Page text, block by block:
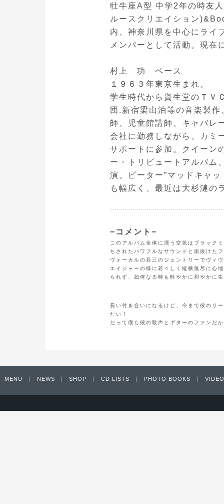
牡牛座A型 中学2年の時友
ルースクリエイション
内、神奈川県を中心にライ
メンバーとして活動。現在
村上 功 ベース
１９６３年東京生まれ。
学生時代から資生堂のＴＶ
団.新宿梁山泊等の音楽製
師、児童館講師、キャバレ
会社に勤務しながら、カミ
サポートに参加。クイーン
ー・トリビュートアルバム
演。ピーター”マッドキャ
も幅広く、最近は大杉漣の
−コメント−
このアルバム全体に漂う空気はブラック
ちされたパワフルなサウンドと垢抜けた
ヴォーカルの辰三のジェントリーでヴィ
エイジャーの様に若々しく縦横無尽に心
られず、如何なる時も軽やかに和やかに
長い付き合いになるけど、今まで彼のリ
たい！
だって僕も彼の歌声とギターのファンだ
MENU ｜ NEWS ｜ SHOP ｜ CD LISTS ｜ PHOTO BOOKS ｜